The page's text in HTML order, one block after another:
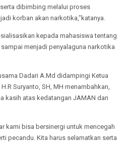
dibimbing melalui proses
korban akan narkotika,"katanya.
kepada mahasiswa tentang
menjadi penyalaguna narkotika
Dadari A.Md didampingi Ketua
Suryanto, SH, MH menambahkan,
kasih atas kedatangan JAMAN dan
kami bisa bersinergi untuk mencegah
pecandu. Kita harus selamatkan serta